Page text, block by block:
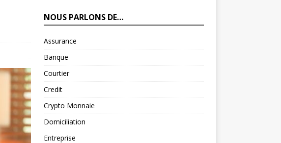
NOUS PARLONS DE…
Assurance
Banque
Courtier
Credit
Crypto Monnaie
Domiciliation
Entreprise